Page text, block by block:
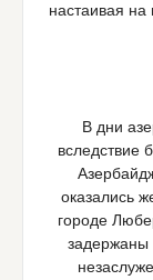
настаивая на
В дни
вследствие
оказались
городе
задержаны